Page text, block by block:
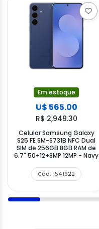
Em estoque
U$ 565.00
R$ 2,949.30
Celular Samsung Galaxy
S25 FE SM-S731B NFC Dual
SIM de 256GB 8GB RAM de
6.7" 50+12+8MP 12MP - Navy
Cód. 1541922